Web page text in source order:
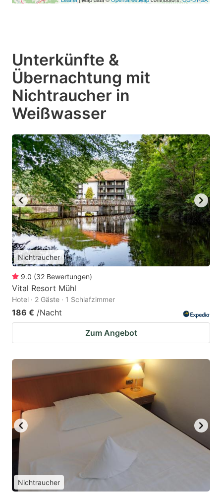
Unterkünfte &
Übernachtung mit
Nichtraucher in
Weißwasser
Nichtraucher
9.0 (32 Bewertungen)
Vital Resort Mühl
Hotel · 2 Gäste · 1 Schlafzimmer
186 € /Nacht
Zum Angebot
Nichtraucher